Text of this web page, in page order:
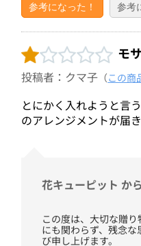
参考になった！ 参考
モ
投稿者：クマ子 （この商
とにかく入れようと言
のアレンジメントが届
花キューピット か
この度は、大切な贈
にも関わらず、残念
び申し上げます。